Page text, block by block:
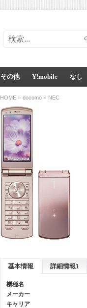
その他 Y!mobile なし
HOME » docomo » NEC
基本情報 詳細情報1
機種名
メーカー
キャリア